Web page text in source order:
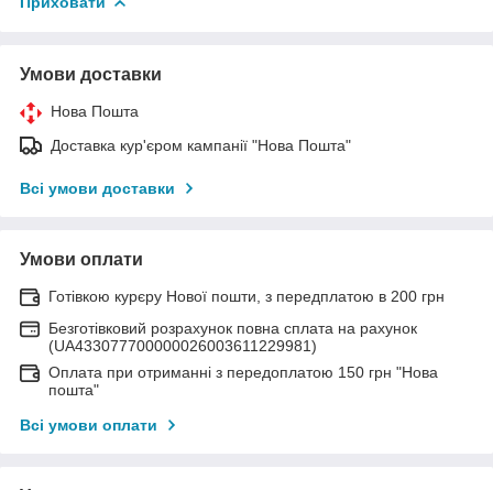
Умови доставки
Нова Пошта
Доставка кур'єром кампанії "Нова Пошта"
Всі умови доставки
Умови оплати
Готівкою курєру Нової пошти, з передплатою в 200 грн
Безготівковий розрахунок повна сплата на рахунок
(UA433077700000026003611229981)
Оплата при отриманні з передоплатою 150 грн "Нова
пошта"
Всі умови оплати